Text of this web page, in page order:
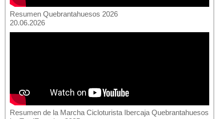
Resumen Quebrantahuesos 2026
20.06.2026
Resumen de la Marcha Cicloturista Ibercaja Quebrantahuesos